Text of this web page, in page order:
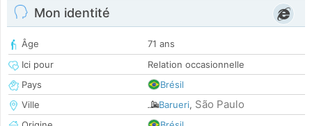
Mon identité
Âge
71 ans
Ici pour
Relation occasionnelle
Pays
Brésil
Ville
Barueri, São Paulo